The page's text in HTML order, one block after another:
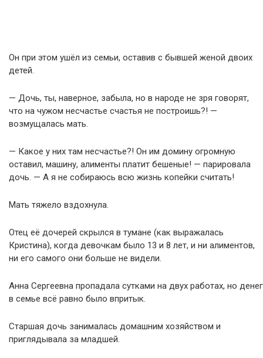
Он при этом ушёл из семьи, оставив с бывшей женой двоих
детей.
— Дочь, ты, наверное, забыла, но в народе не зря говорят,
что на чужом несчастье счастья не построишь?! —
возмущалась мать.
— Какое у них там несчастье?! Он им домину огромную
оставил, машину, алименты платит бешеные! — парировала
дочь. — А я не собираюсь всю жизнь копейки считать!
Мать тяжело вздохнула.
Отец её дочерей скрылся в тумане (как выражалась
Кристина), когда девочкам было 13 и 8 лет, и ни алиментов,
ни его самого они больше не видели.
Анна Сергеевна пропадала сутками на двух работах, но денег
в семье всё равно было впритык.
Старшая дочь занималась домашним хозяйством и
приглядывала за младшей.